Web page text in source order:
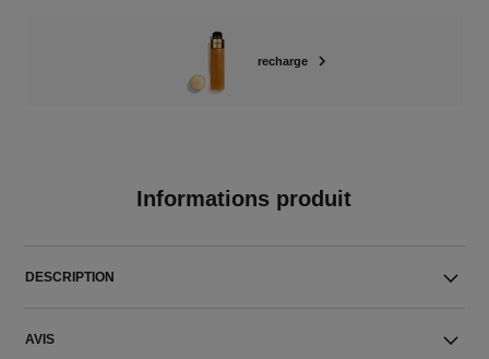
recharge
Informations produit
DESCRIPTION
AVIS